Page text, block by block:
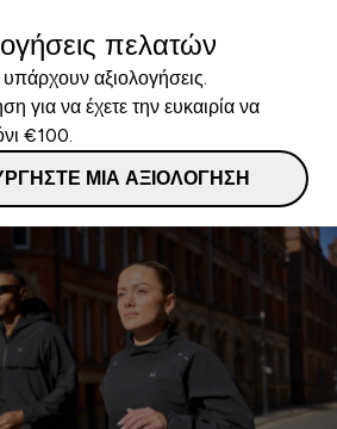
πελατών
αξιολογήσεις.
για να έχετε την ευκαιρία να
€100.
ΜΙΑ ΑΞΙΟΛΌΓΗΣΗ